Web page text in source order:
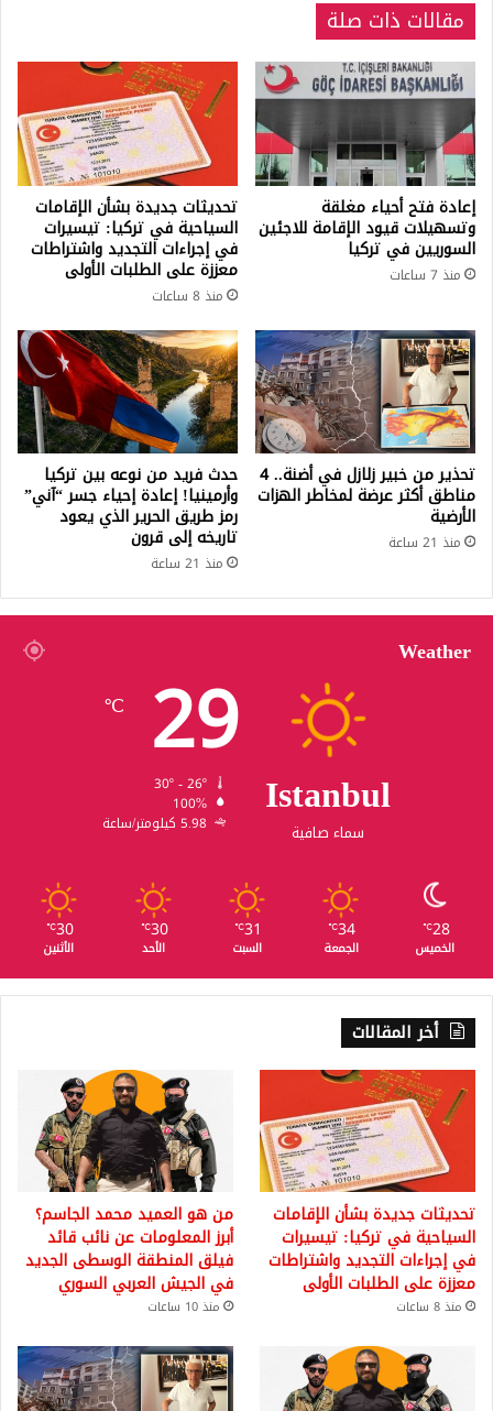
مقالات ذات صلة
إعادة فتح أحياء مغلقة
وتسهيلات قيود الإقامة للاجئين
السوريين في تركيا
منذ 7 ساعات
تحديثات جديدة بشأن الإقامات
السياحية في تركيا: تيسيرات
في إجراءات التجديد واشتراطات
معززة على الطلبات الأولى
منذ 8 ساعات
تحذير من خبير زلازل في أضنة.. 4
مناطق أكثر عرضة لمخاطر الهزات
الأرضية
منذ 21 ساعة
حدث فريد من نوعه بين تركيا
وأرمينيا! إعادة إحياء جسر “آني”
رمز طريق الحرير الذي يعود
تاريخه إلى قرون
منذ 21 ساعة
Weather
Istanbul
سماء صافية
29
℃
100%
5.98 كيلومتر/ساعة
28
℃
الخميس
34
℃
الجمعة
31
℃
السبت
30
℃
الأحد
30
℃
الأثنين
أخر المقالات
تحديثات جديدة بشأن الإقامات
السياحية في تركيا: تيسيرات
في إجراءات التجديد واشتراطات
معززة على الطلبات الأولى
منذ 8 ساعات
من هو العميد محمد الجاسم؟
أبرز المعلومات عن نائب قائد
فيلق المنطقة الوسطى الجديد
في الجيش العربي السوري
منذ 10 ساعات